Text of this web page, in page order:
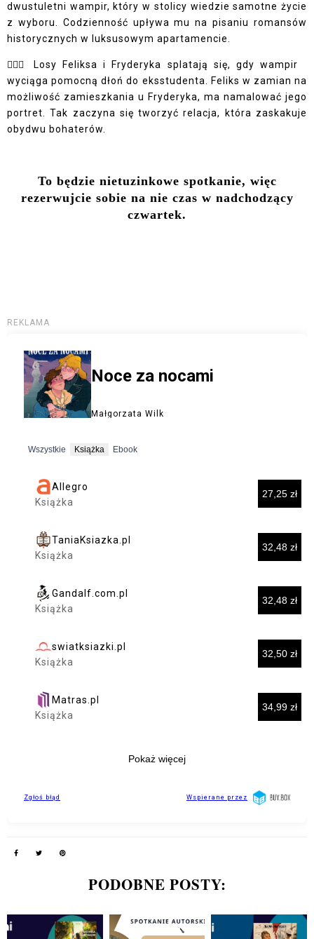
dwustuletni wampir, który w stolicy wiedzie samotne życie
z wyboru. Codzienność upływa mu na pisaniu romansów
historycznych w luksusowym apartamencie.
🧛🏼‍♂️ Losy Feliksa i Fryderyka splatają się, gdy wampir
wyciąga pomocną dłoń do eksstudenta. Feliks w zamian na
możliwość zamieszkania u Fryderyka, ma namalować jego
portret. Tak zaczyna się tworzyć relacja, która zaskakuje
obydwu bohaterów.
To będzie nietuzinkowe spotkanie, więc
rezerwujcie sobie na nie czas w nadchodzący
czwartek.
PODOBNE POSTY: